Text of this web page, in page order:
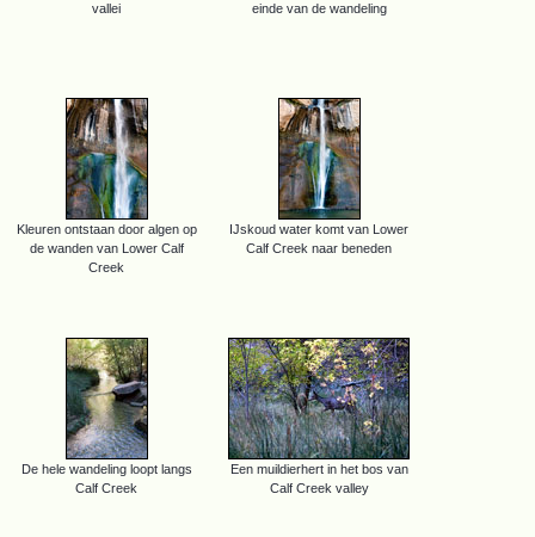
vallei
einde van de wandeling
Kleuren ontstaan door algen op
de wanden van Lower Calf
Creek
IJskoud water komt van Lower
Calf Creek naar beneden
De hele wandeling loopt langs
Calf Creek
Een muildierhert in het bos van
Calf Creek valley